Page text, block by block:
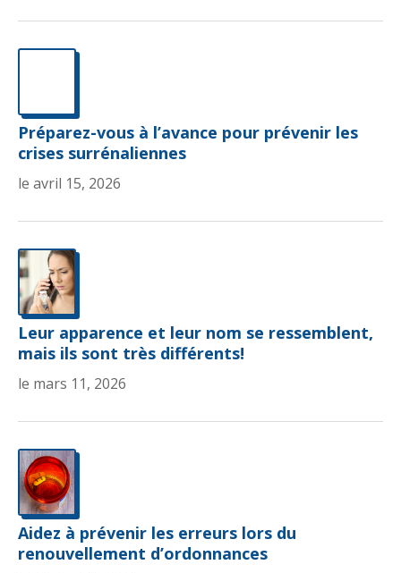
Préparez-vous à l’avance pour prévenir les
crises surrénaliennes
le avril 15, 2026
Leur apparence et leur nom se ressemblent,
mais ils sont très différents!
le mars 11, 2026
Aidez à prévenir les erreurs lors du
renouvellement d’ordonnances